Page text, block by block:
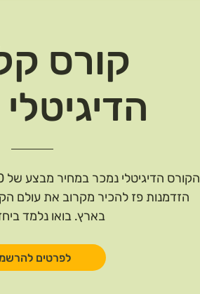
קורס
הקורס הדיגיטלי נמכר במחיר מבצע של 480 ש"ח במקום 1280 ש"ח
הזדמנות פז להכיר מקרוב את עולם
בארץ. בואו נלמד
לפרטים